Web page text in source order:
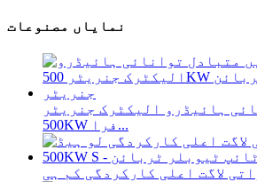
نمایاں مصنوعات
ہائیڈرو الیکٹرک جنریٹر
500KW فرا...